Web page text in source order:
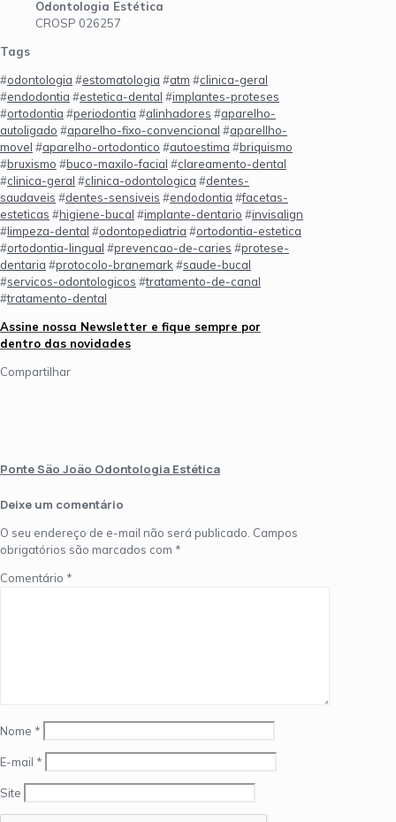
Odontologia Estética
CROSP 026257
Tags
#odontologia #estomatologia #atm #clinica-geral
#endodontia #estetica-dental #implantes-proteses
#ortodontia #periodontia #alinhadores #aparelho-
autoligado #aparelho-fixo-convencional #aparellho-
movel #aparelho-ortodontico #autoestima #briquismo
#bruxismo #buco-maxilo-facial #clareamento-dental
#clinica-geral #clinica-odontologica #dentes-
saudaveis #dentes-sensiveis #endodontia #facetas-
esteticas #higiene-bucal #implante-dentario #invisalign
#limpeza-dental #odontopediatria #ortodontia-estetica
#ortodontia-lingual #prevencao-de-caries #protese-
dentaria #protocolo-branemark #saude-bucal
#servicos-odontologicos #tratamento-de-canal
#tratamento-dental
Assine nossa Newsletter e fique sempre por
dentro das novidades
Compartilhar
Ponte São João Odontologia Estética
Deixe um comentário
O seu endereço de e-mail não será publicado. Campos
obrigatórios são marcados com *
Comentário *
Nome *
E-mail *
Site